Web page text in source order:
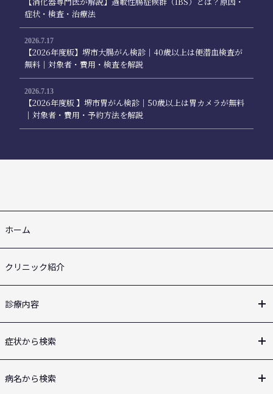
症状・検査・治療法
2026.7.17
【2026年度版】堺市大腸がん検診｜40歳以上は便潜血検査が
無料｜対象者・費用・検査を解説
2026.7.13
【2026年度版 】堺市胃がん検診｜50歳以上は胃カメラが無料
｜対象者・費用・予約方法を解説
ホーム
クリニック紹介
診療内容
症状から検索
病名から検索